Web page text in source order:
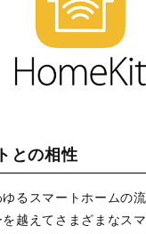
との相性
るスマートホームの
を越えてさまざまなス